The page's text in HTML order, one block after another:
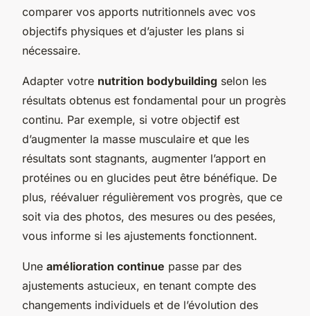
comparer vos apports nutritionnels avec vos
objectifs physiques et d’ajuster les plans si
nécessaire.
Adapter votre nutrition bodybuilding selon les
résultats obtenus est fondamental pour un progrès
continu. Par exemple, si votre objectif est
d’augmenter la masse musculaire et que les
résultats sont stagnants, augmenter l’apport en
protéines ou en glucides peut être bénéfique. De
plus, réévaluer régulièrement vos progrès, que ce
soit via des photos, des mesures ou des pesées,
vous informe si les ajustements fonctionnent.
Une amélioration continue passe par des
ajustements astucieux, en tenant compte des
changements individuels et de l’évolution des